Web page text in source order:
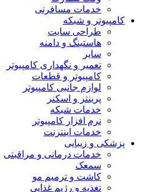
خدمات مسافرتی
کامپیوتر و شبکه
طراحی سایت
هاستینگ و دامنه
سایر
تعمیر و نگهداری کامپیوتر
کامپیوتر و قطعات
لوازم جانبی کامپیوتر
پرینتر و اسکنر
خدمات شبکه
نرم افزار کامپیوتر
خدمات اینترنت
پزشکی و زیبایی
خدمات درمانی و مراقبتی
سمعک
کاشت و ترمیم مو
تغذیه و رژیم غذایی